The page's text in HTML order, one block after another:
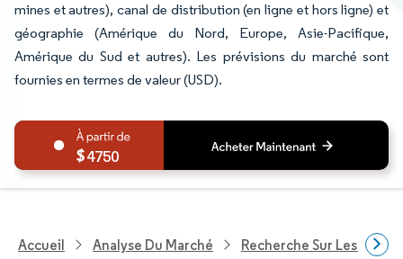
mines et autres), canal de distribution (en ligne et hors ligne) et
géographie (Amérique du Nord, Europe, Asie-Pacifique,
Amérique du Sud et autres). Les prévisions du marché sont
fournies en termes de valeur (USD).
4750
Accueil Analyse Du Marché Recherche Sur Les